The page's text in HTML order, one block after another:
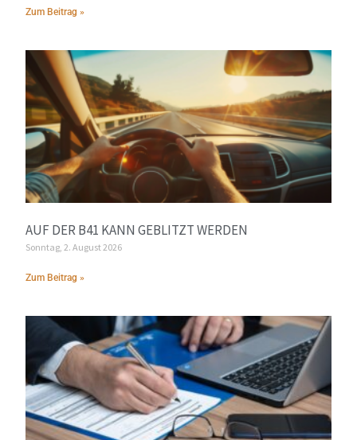
Zum Beitrag »
AUF DER B41 KANN GEBLITZT WERDEN
Sonntag, 2. August 2026
Zum Beitrag »